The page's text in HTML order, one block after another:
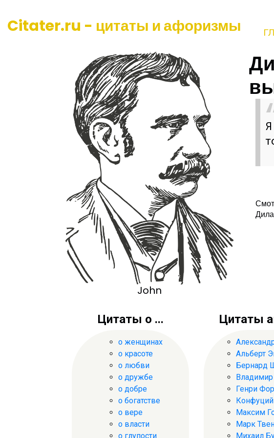
Citater.ru - цитаты и афоризмы
John
Цитаты о ...
о женщинах
о красоте
о любви
о дружбе
о добре
о богатстве
о вере
о власти
о глупости
Цитаты
Альберт
Бернард
Генри
Конфуций
Максим
Марк
Михаил